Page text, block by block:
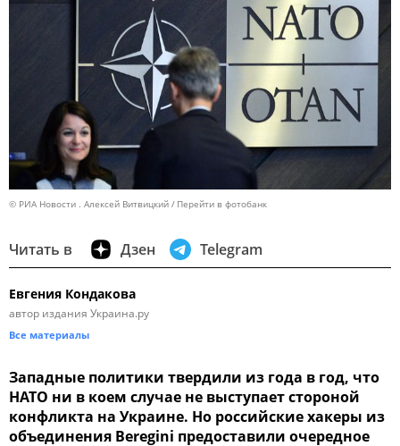
© РИА Новости . Алексей Витвицкий Перейти в фотобанк
Читать в Дзен Telegram
Евгения Кондакова
автор издания Украина.ру
Все материалы
Западные политики твердили из года в год, что
НАТО ни в коем случае не выступает стороной
конфликта на Украине. Но российские хакеры из
объединения Beregini предоставили очередное